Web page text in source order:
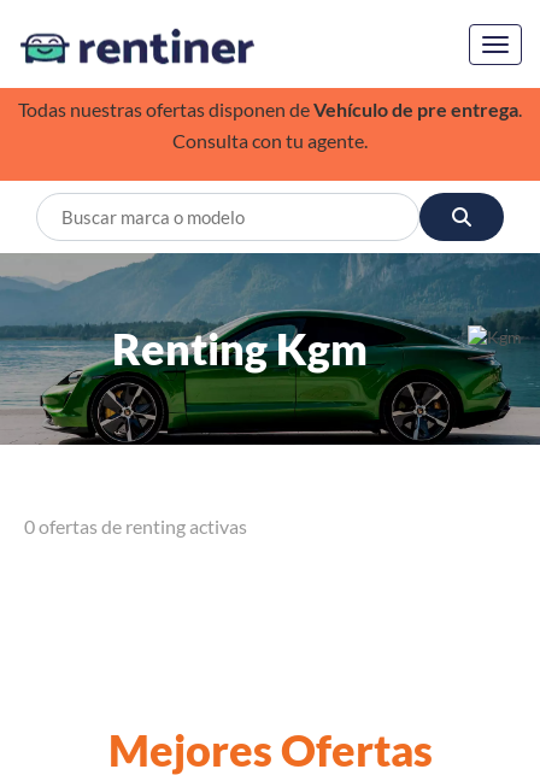
Todas nuestras ofertas disponen deVehículo de pre entrega.
Consulta con tu agente.
Renting Kgm
0 ofertas de renting activas
Mejores Ofertas